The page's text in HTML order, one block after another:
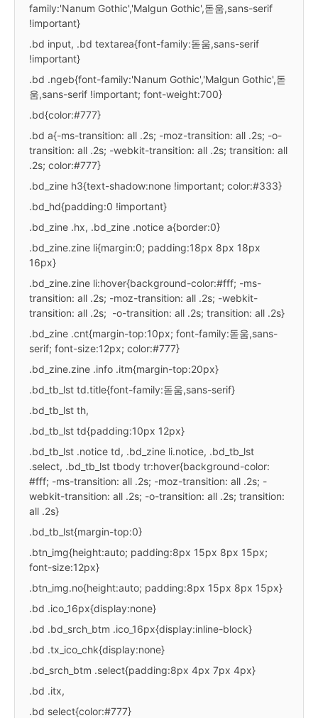
family:'Nanum Gothic','Malgun Gothic',돋움,sans-serif
!important}
.bd input, .bd textarea{font-family:돋움,sans-serif
!important}
.bd .ngeb{font-family:'Nanum Gothic','Malgun Gothic',돋
움,sans-serif !important; font-weight:700}
.bd{color:#777}
.bd a{-ms-transition: all .2s; -moz-transition: all .2s; -o-
transition: all .2s; -webkit-transition: all .2s; transition: all
.2s; color:#777}
.bd_zine h3{text-shadow:none !important; color:#333}
.bd_hd{padding:0 !important}
.bd_zine .hx, .bd_zine .notice a{border:0}
.bd_zine.zine li{margin:0; padding:18px 8px 18px
16px}
.bd_zine.zine li:hover{background-color:#fff; -ms-
transition: all .2s; -moz-transition: all .2s; -webkit-
transition: all .2s; -o-transition: all .2s; transition: all .2s}
.bd_zine .cnt{margin-top:10px; font-family:돋움,sans-
serif; font-size:12px; color:#777}
.bd_zine.zine .info .itm{margin-top:20px}
.bd_tb_lst td.title{font-family:돋움,sans-serif}
.bd_tb_lst th,
.bd_tb_lst td{padding:10px 12px}
.bd_tb_lst .notice td, .bd_zine li.notice, .bd_tb_lst
.select, .bd_tb_lst tbody tr:hover{background-color:
#fff; -ms-transition: all .2s; -moz-transition: all .2s; -
webkit-transition: all .2s; -o-transition: all .2s; transition:
all .2s}
.bd_tb_lst{margin-top:0}
.btn_img{height:auto; padding:8px 15px 8px 15px;
font-size:12px}
.btn_img.no{height:auto; padding:8px 15px 8px 15px}
.bd .ico_16px{display:none}
.bd .bd_srch_btm .ico_16px{display:inline-block}
.bd .tx_ico_chk{display:none}
.bd_srch_btm .select{padding:8px 4px 7px 4px}
.bd .itx,
.bd select{color:#777}